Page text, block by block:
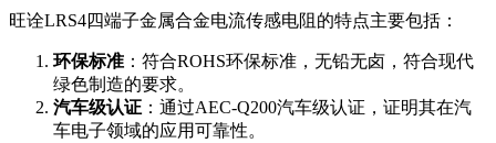
旺诠LRS4四端子金属合金电流传感电阻的特点主要包括：
环保标准 ：符合ROHS环保标准，无铅无卤，符合现代
绿色制造的要求。
汽车级认证 ：通过AEC-Q200汽车级认证，证明其在汽
车电子领域的应用可靠性。